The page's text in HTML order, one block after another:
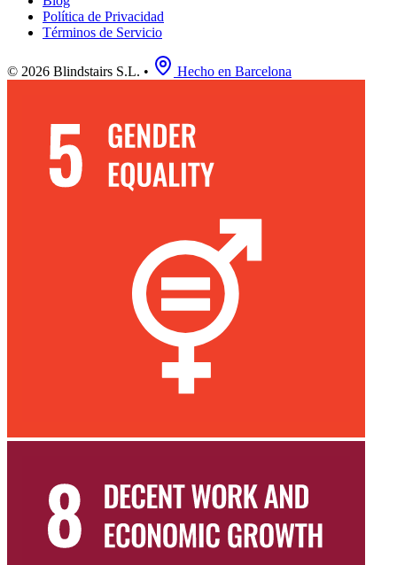
Política de Privacidad
Términos de Servicio
© 2026 Blindstairs S.L. • Hecho en Barcelona